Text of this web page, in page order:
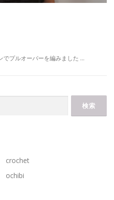
でプルオーバーを編みました …
crochet
ochibi